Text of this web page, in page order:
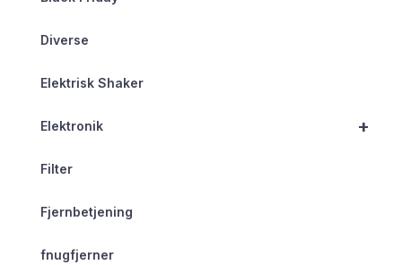
Diverse
Elektrisk Shaker
+
Elektronik
Filter
Fjernbetjening
fnugfjerner